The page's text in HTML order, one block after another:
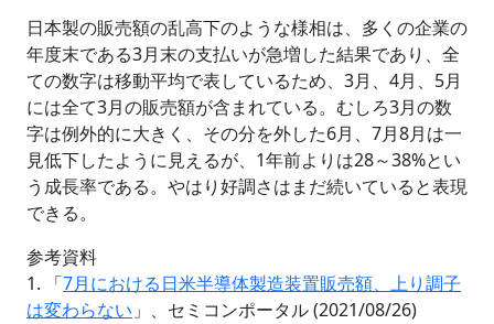
日本製の販売額の乱高下のような様相は、多くの企業の
年度末である3月末の支払いが急増した結果であり、全
ての数字は移動平均で表しているため、3月、4月、5月
には全て3月の販売額が含まれている。むしろ3月の数
字は例外的に大きく、その分を外した6月、7月8月は一
見低下したように見えるが、1年前よりは28～38%とい
う成長率である。やはり好調さはまだ続いていると表現
できる。
参考資料
1. 「7月における日米半導体製造装置販売額、上り調子
は変わらない」、セミコンポータル (2021/08/26)